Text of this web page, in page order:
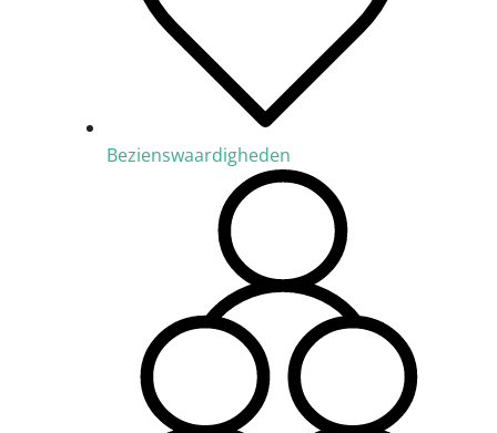
Bezienswaardigheden